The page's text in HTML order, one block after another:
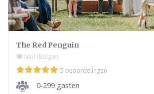
The Red Penguin
Mol (België)
5 beoordelingen
0-299 gasten